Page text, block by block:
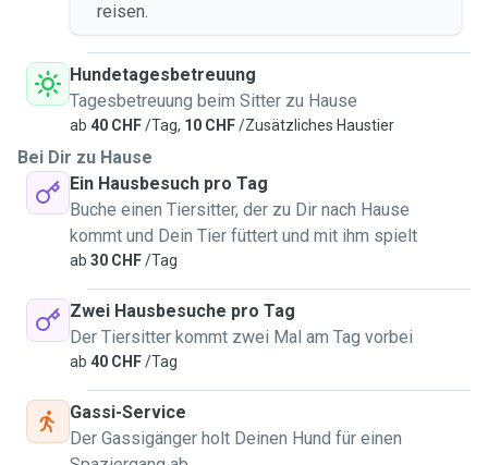
reisen.
Hundetagesbetreuung
Tagesbetreuung beim Sitter zu Hause
ab 40 CHF/Tag, 10 CHF/Zusätzliches Haustier
Bei Dir zu Hause
Ein Hausbesuch pro Tag
Buche einen Tiersitter, der zu Dir nach Hause
kommt und Dein Tier füttert und mit ihm spielt
ab 30 CHF/Tag
Zwei Hausbesuche pro Tag
Der Tiersitter kommt zwei Mal am Tag vorbei
ab 40 CHF/Tag
Gassi-Service
Der Gassigänger holt Deinen Hund für einen